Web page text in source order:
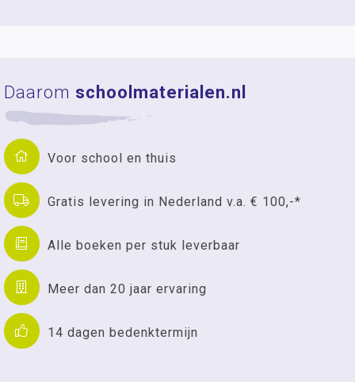
Daarom schoolmaterialen.nl
Voor school en thuis
Gratis levering in Nederland v.a. € 100,-*
Alle boeken per stuk leverbaar
Meer dan 20 jaar ervaring
14 dagen bedenktermijn